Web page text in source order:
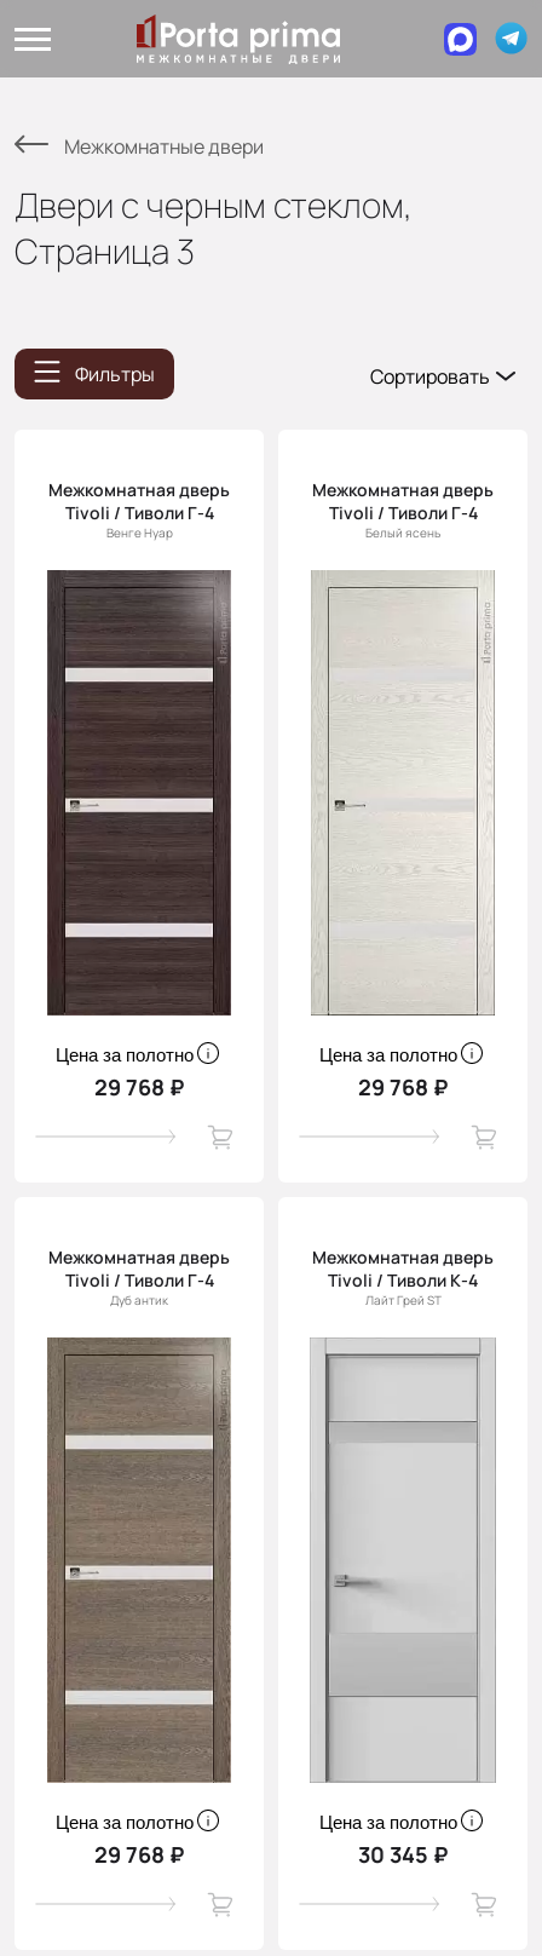
Межкомнатные двери
Двери с черным стеклом,
Страница 3
Фильтры
Сортировать
(возр.)
Цена (убыв.)
новинки
скидки
Межкомнатная дверь
Tivoli / Тиволи Г-4
Венге Нуар
Цена за полотно
29 768 ₽
Межкомнатная дверь
Tivoli / Тиволи Г-4
Белый ясень
Цена за полотно
29 768 ₽
Межкомнатная дверь
Tivoli / Тиволи Г-4
Дуб антик
Цена за полотно
29 768 ₽
Межкомнатная дверь
Tivoli / Тиволи К-4
Лайт Грей ST
Цена за полотно
30 345 ₽